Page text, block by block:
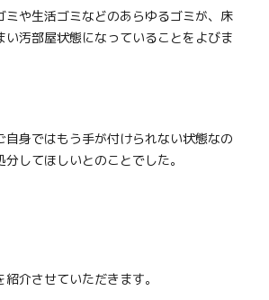
ミや生活ゴミなどのあらゆるゴミが、床
い汚部屋状態になっていることをよびま
自身ではもう手が付けられない状態なの
してほしいとのことでした。
介させていただきます。